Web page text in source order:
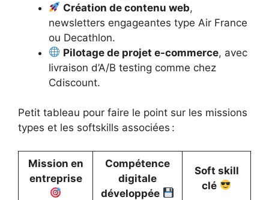
Création de contenu web,
newsletters engageantes type Air France
ou Decathlon.
Pilotage de projet e-commerce, avec
livraison d’A/B testing comme chez
Cdiscount.
Petit tableau pour faire le point sur les missions
types et les softskills associées :
Mission en
entreprise
Compétence
digitale
développée
Soft skill
clé